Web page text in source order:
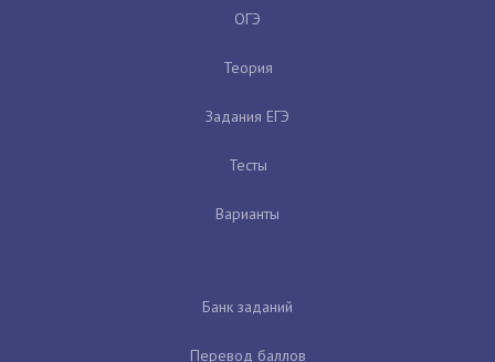
ОГЭ
Теория
Задания ЕГЭ
Тесты
Варианты
Банк заданий
Перевод баллов